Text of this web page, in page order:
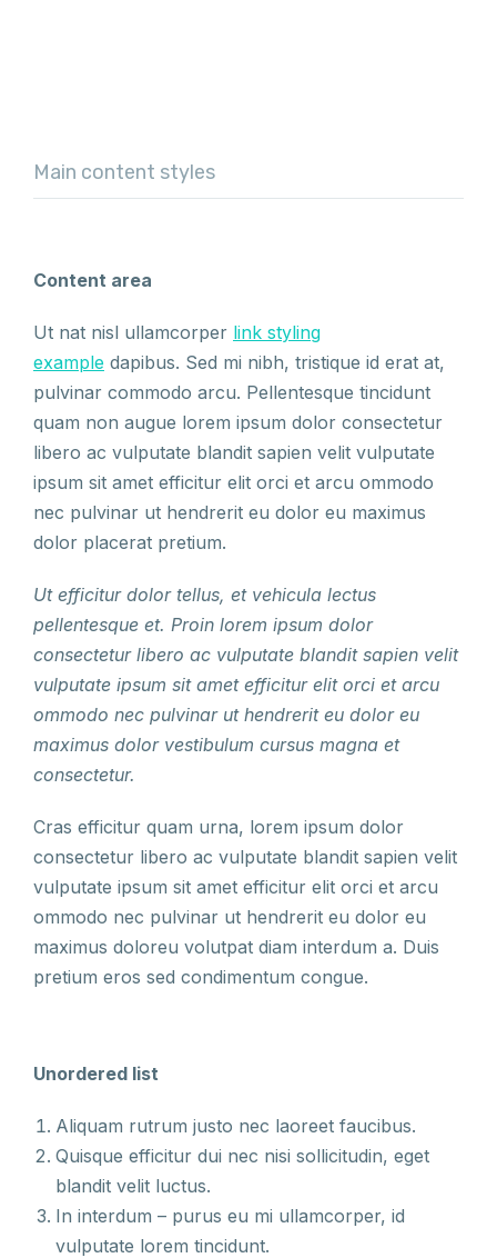
Main content styles
Content area
Ut nat nisl ullamcorper link styling
example dapibus. Sed mi nibh, tristique id erat at,
pulvinar commodo arcu. Pellentesque tincidunt
quam non augue lorem ipsum dolor consectetur
libero ac vulputate blandit sapien velit vulputate
ipsum sit amet efficitur elit orci et arcu ommodo
nec pulvinar ut hendrerit eu dolor eu maximus
dolor placerat pretium.
Ut efficitur dolor tellus, et vehicula lectus
pellentesque et. Proin lorem ipsum dolor
consectetur libero ac vulputate blandit sapien velit
vulputate ipsum sit amet efficitur elit orci et arcu
ommodo nec pulvinar ut hendrerit eu dolor eu
maximus dolor vestibulum cursus magna et
consectetur.
Cras efficitur quam urna, lorem ipsum dolor
consectetur libero ac vulputate blandit sapien velit
vulputate ipsum sit amet efficitur elit orci et arcu
ommodo nec pulvinar ut hendrerit eu dolor eu
maximus doloreu volutpat diam interdum a. Duis
pretium eros sed condimentum congue.
Unordered list
Aliquam rutrum justo nec laoreet faucibus.
Quisque efficitur dui nec nisi sollicitudin, eget
blandit velit luctus.
In interdum – purus eu mi ullamcorper, id
vulputate lorem tincidunt.